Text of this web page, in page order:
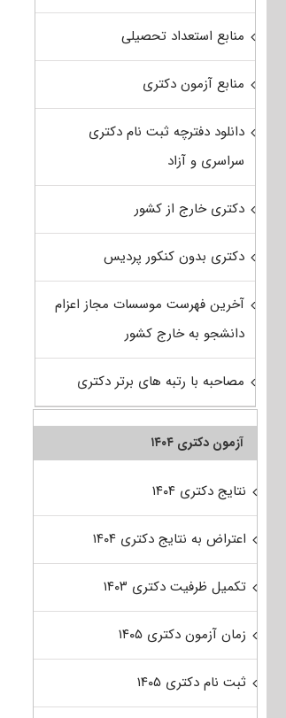
منابع استعداد تحصیلی
منابع آزمون دکتری
دانلود دفترچه ثبت نام دکتری
سراسری و آزاد
دکتری خارج از کشور
دکتری بدون کنکور پردیس
آخرین فهرست موسسات مجاز اعزام
دانشجو به خارج کشور
مصاحبه با رتبه های برتر دکتری
آزمون دکتری ۱۴۰۴
نتایج دکتری ۱۴۰۴
اعتراض به نتایج دکتری ۱۴۰۴
تکمیل ظرفیت دکتری ۱۴۰۳
زمان آزمون دکتری ۱۴۰۵
ثبت نام دکتری ۱۴۰۵